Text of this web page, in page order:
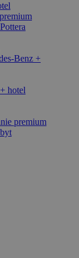
Benz +
hotel
premium